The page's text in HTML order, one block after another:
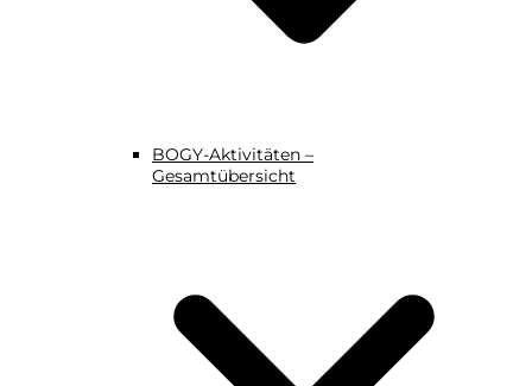
BOGY-Aktivitäten –
Gesamtübersicht